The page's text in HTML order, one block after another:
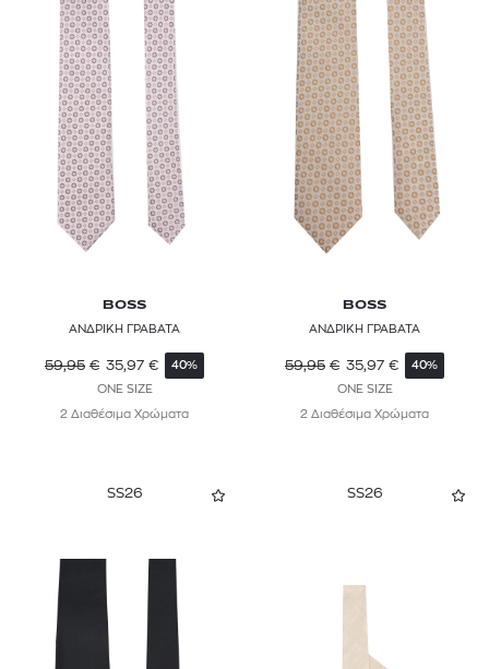
BOSS
ΑΝΔΡΙΚΗ ΓΡΑΒΑΤΑ
59,95 € 35,97 € 40%
ONE SIZE
2 Διαθέσιμα Χρώματα
BOSS
ΑΝΔΡΙΚΗ ΓΡΑΒΑΤΑ
59,95 € 35,97 € 40%
ONE SIZE
2 Διαθέσιμα Χρώματα
SS26 SS26